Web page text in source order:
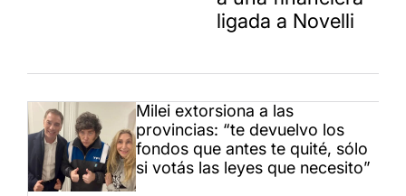
ligada a Novelli
Milei extorsiona a las
provincias: “te devuelvo los
fondos que antes te quité, sólo
si votás las leyes que necesito”